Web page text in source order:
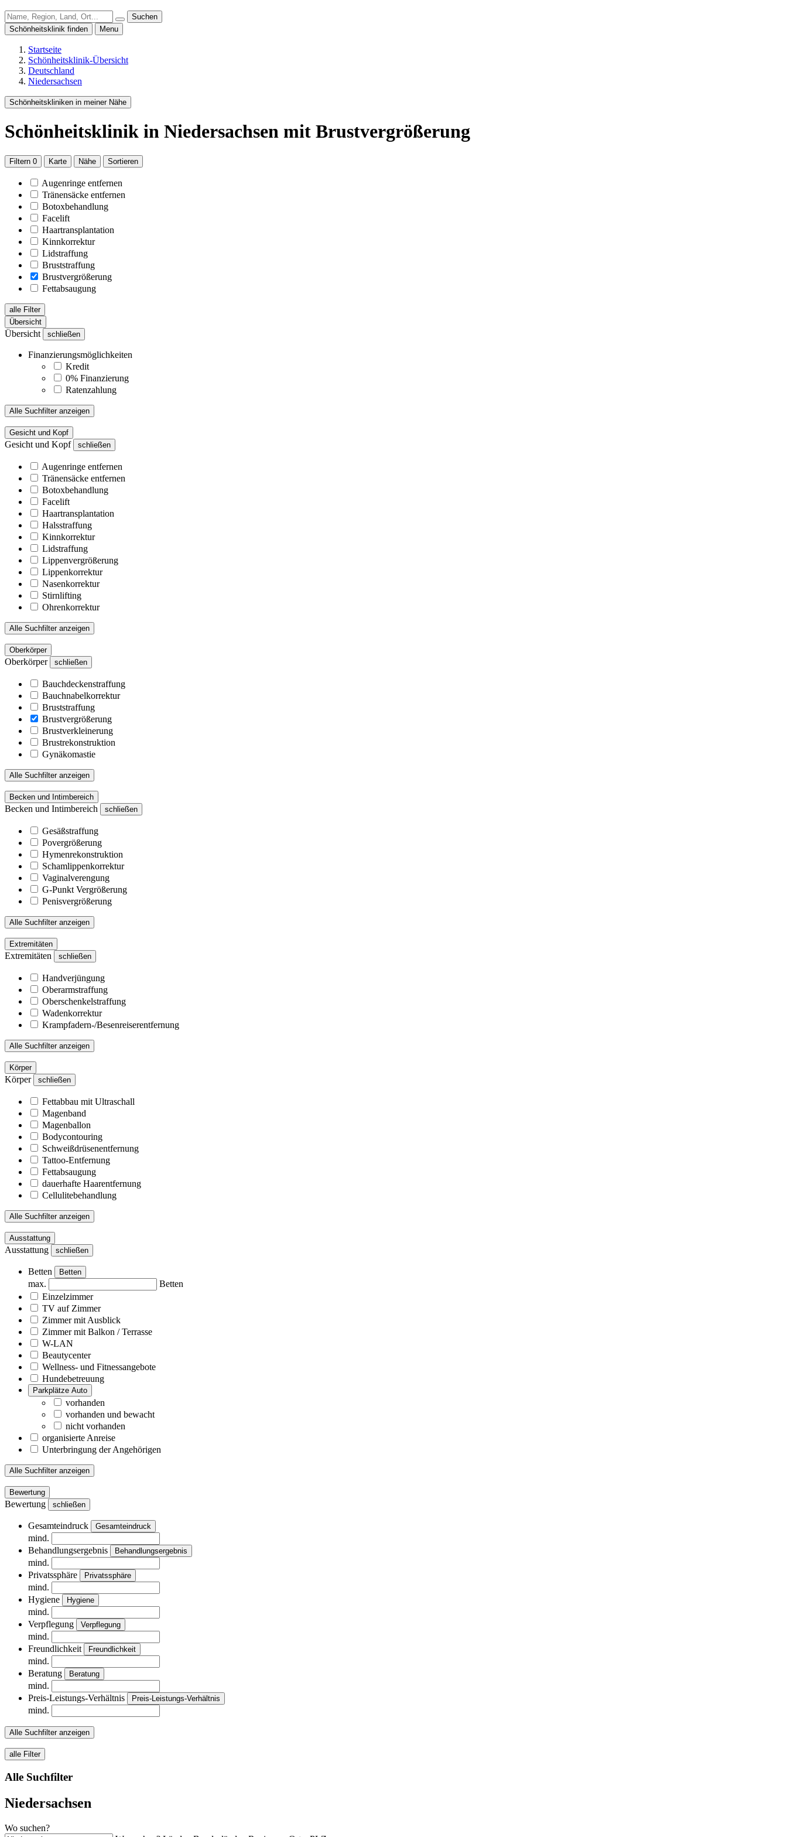
Suchen
Schönheitsklinik finden
Menu
Startseite
Schönheitsklinik-Übersicht
Deutschland
Niedersachsen
Schönheitskliniken in meiner Nähe
Schönheitsklinik in Niedersachsen mit Brustvergrößerung
Filtern 0 Karte Nähe Sortieren
Augenringe entfernen
Tränensäcke entfernen
Botoxbehandlung
Facelift
Haartransplantation
Kinnkorrektur
Lidstraffung
Bruststraffung
Brustvergrößerung
Fettabsaugung
alle Filter
Übersicht
Übersicht schließen
Finanzierungsmöglichkeiten
Kredit
0% Finanzierung
Ratenzahlung
Alle Suchfilter anzeigen
Gesicht und Kopf
Gesicht und Kopf schließen
Augenringe entfernen
Tränensäcke entfernen
Botoxbehandlung
Facelift
Haartransplantation
Halsstraffung
Kinnkorrektur
Lidstraffung
Lippenvergrößerung
Lippenkorrektur
Nasenkorrektur
Stirnlifting
Ohrenkorrektur
Alle Suchfilter anzeigen
Oberkörper
Oberkörper schließen
Bauchdeckenstraffung
Bauchnabelkorrektur
Bruststraffung
Brustvergrößerung
Brustverkleinerung
Brustrekonstruktion
Gynäkomastie
Alle Suchfilter anzeigen
Becken und Intimbereich
Becken und Intimbereich schließen
Gesäßstraffung
Povergrößerung
Hymenrekonstruktion
Schamlippenkorrektur
Vaginalverengung
G-Punkt Vergrößerung
Penisvergrößerung
Alle Suchfilter anzeigen
Extremitäten
Extremitäten schließen
Handverjüngung
Oberarmstraffung
Oberschenkelstraffung
Wadenkorrektur
Krampfadern-/Besenreiserentfernung
Alle Suchfilter anzeigen
Körper
Körper schließen
Fettabbau mit Ultraschall
Magenband
Magenballon
Bodycontouring
Schweißdrüsenentfernung
Tattoo-Entfernung
Fettabsaugung
dauerhafte Haarentfernung
Cellulitebehandlung
Alle Suchfilter anzeigen
Ausstattung
Ausstattung schließen
Betten Betten
max.
Betten
Einzelzimmer
TV auf Zimmer
Zimmer mit Ausblick
Zimmer mit Balkon / Terrasse
W-LAN
Beautycenter
Wellness- und Fitnessangebote
Hundebetreuung
Parkplätze Auto
vorhanden
vorhanden und bewacht
nicht vorhanden
organisierte Anreise
Unterbringung der Angehörigen
Alle Suchfilter anzeigen
Bewertung
Bewertung schließen
Gesamteindruck Gesamteindruck
mind.
Behandlungsergebnis
Behandlungsergebnis
mind.
Privatssphäre
Privatssphäre
mind.
Hygiene
Hygiene
mind.
Verpflegung
Verpflegung
mind.
Freundlichkeit
Freundlichkeit
mind.
Beratung
Beratung
mind.
Preis-Leistungs-Verhältnis
Preis-Leistungs-Verhältnis
mind.
Alle Suchfilter anzeigen
alle Filter
Alle Suchfilter
Niedersachsen
Wo suchen?